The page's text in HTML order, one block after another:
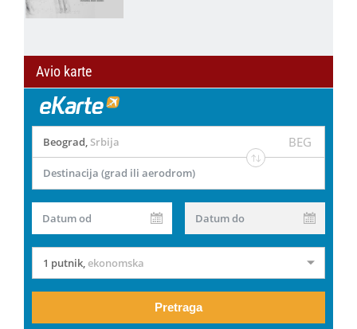
Avio karte
Beograd, Srbija BEG
Destinacija (grad ili aerodrom)
Datum od Datum do
1 putnik,ekonomska
Pretraga